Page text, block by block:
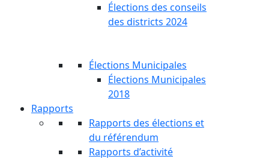
Élections des conseils
des districts 2024
Élections Municipales
Élections Municipales
2018
Rapports
Rapports des élections et
du référendum
Rapports d’activité